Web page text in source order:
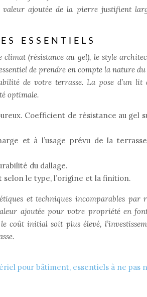
ajoutée de la pierre justifient
ESSENTIELS
(résistance au gel), le style
de prendre en compte la nature
de votre terrasse. La pose d’un lit
optimale.
Coefficient de résistance au gel
et à l’usage prévu de la
du dallage.
le type, l’origine et la finition.
et techniques incomparables par
ajoutée pour votre propriété en
coût initial soit plus élevé,
pour bâtiment, essentiels à ne pas